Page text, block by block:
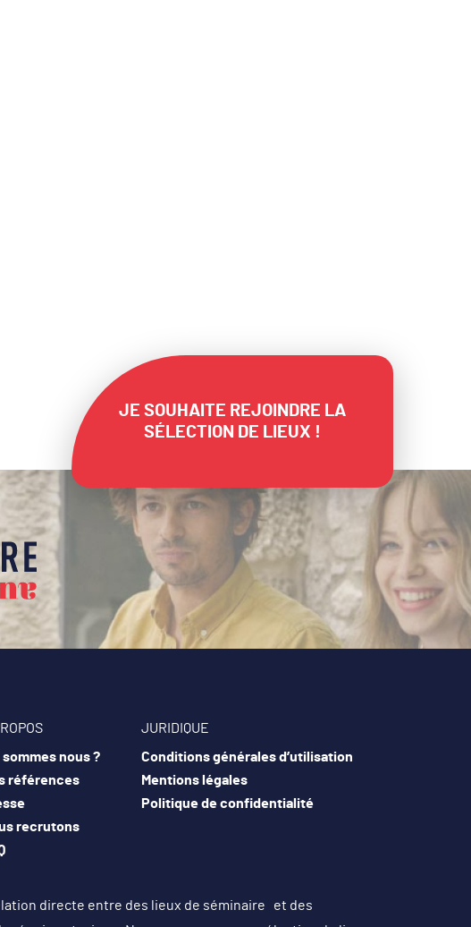
JE SOUHAITE REJOINDRE LA
SÉLECTION DE LIEUX !
sommes nous ?
références
recrutons
JURIDIQUE
Conditions générales d’utilisation
Mentions légales
Politique de confidentialité
directe entre des lieux de séminaire et des